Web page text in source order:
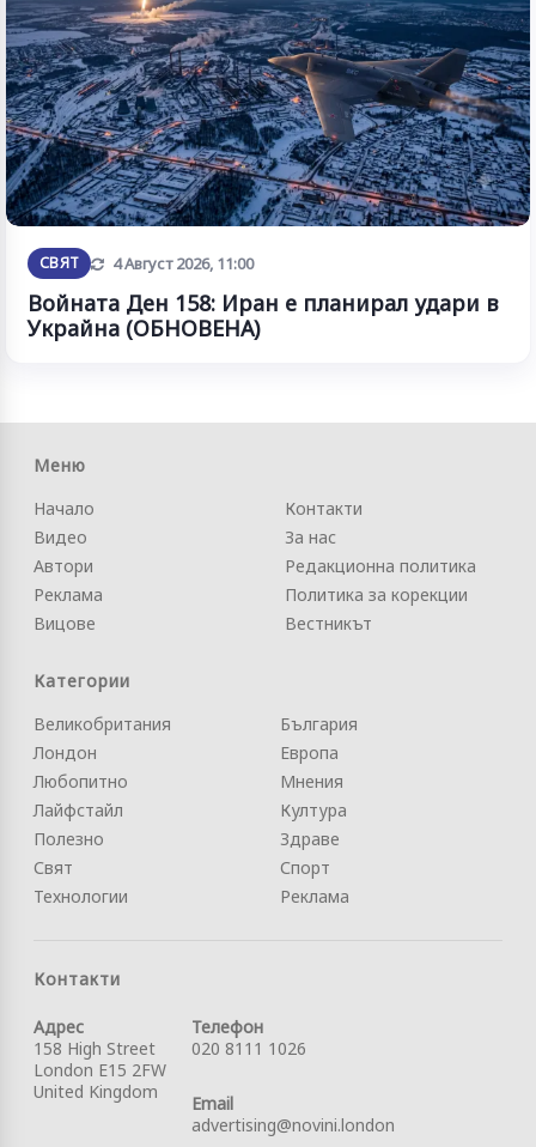
СВЯТ Обновена
4 Август 2026, 11:00
Войната Ден 158: Иран е планирал удари в
Украйна (ОБНОВЕНА)
Меню
Начало
Видео
Автори
Реклама
Вицове
Контакти
За нас
Редакционна политика
Политика за корекции
Вестникът
Категории
Великобритания
Лондон
Любопитно
Лайфстайл
Полезно
Свят
Технологии
България
Европа
Мнения
Култура
Здраве
Спорт
Реклама
Контакти
Адрес
158 High Street
London E15 2FW
United Kingdom
Телефон
020 8111 1026
Email
advertising@novini.london